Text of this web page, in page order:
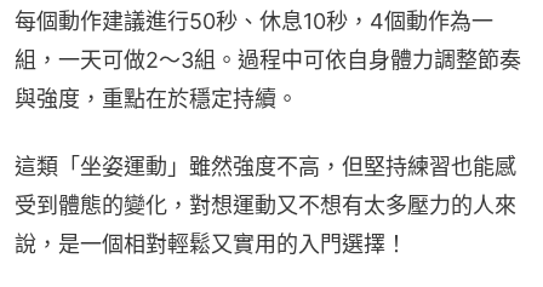
每個動作建議進行50秒、休息10秒，4個動作為一
組，一天可做2～3組。過程中可依自身體力調整節奏
與強度，重點在於穩定持續。
這類「坐姿運動」雖然強度不高，但堅持練習也能感
受到體態的變化，對想運動又不想有太多壓力的人來
說，是一個相對輕鬆又實用的入門選擇！